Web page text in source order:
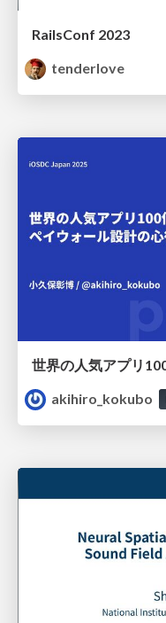
RailsConf 2023
tenderlove
akihiro_kokubo